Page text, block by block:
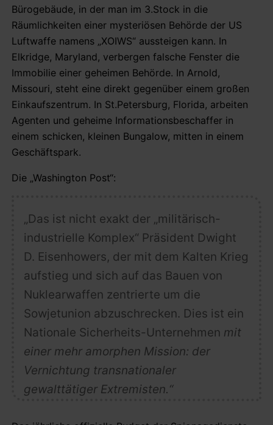
Bürogebäude, in der man im 3.Stock in die
Räumlichkeiten einer mysteriösen Behörde der US
Luftwaffe namens „XOIWS“ aussteigen kann. In
Elkridge, Maryland, verbergen falsche Fenster die
Immobilie einer geheimen Behörde. In Arnold,
Missouri, steht eine direkt gegenüber einem großen
Einkaufszentrum. In St.Petersburg, Florida, arbeiten
Agenten und geheime Informationsbeschaffer in
einem schicken, kleinen Bungalow, mitten in einem
Geschäftspark.
Die „Washington Post“:
„Das ist nicht exakt der „militärisch-
industrielle Komplex“ Präsident Dwight
D. Eisenhowers, der mit dem Kalten Krieg
aufstieg und sich auf das Bauen von
Nuklearwaffen zentrierte um die
Sowjetunion abzuschrecken. Dies ist ein
Nationale Sicherheits-Unternehmen mit
einer mehr amorphen Mission: der
Vernichtung transnationaler
gewalttätiger Extremisten.“